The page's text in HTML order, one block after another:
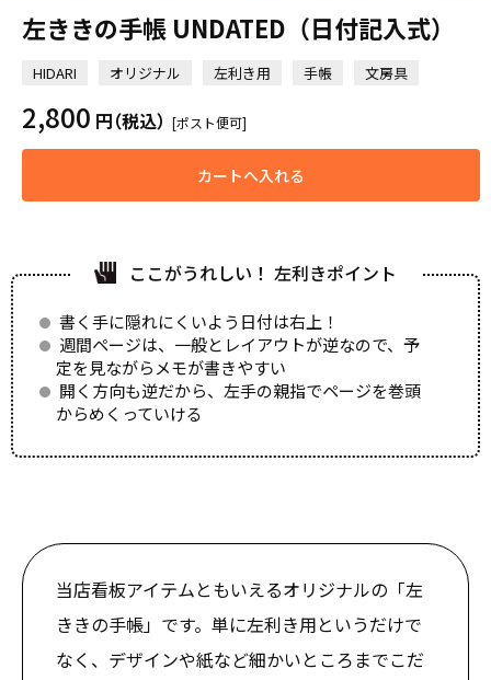
ここがうれしい！ 左利きポイント
書く手に隠れにくいよう日付は右上！
週間ページは、一般とレイアウトが逆なので、予
定を見ながらメモが書きやすい
開く方向も逆だから、左手の親指でページを巻頭
からめくっていける
当店看板アイテムともいえるオリジナルの「左
ききの手帳」です。単に左利き用というだけで
なく、デザインや紙など細かいところまでこだ
左ききの手帳 UNDATED（日付記入式）
HIDARI オリジナル 左利き用 手帳 文房具
2,800 円（税込）[ポスト便可]
カートへ入れる